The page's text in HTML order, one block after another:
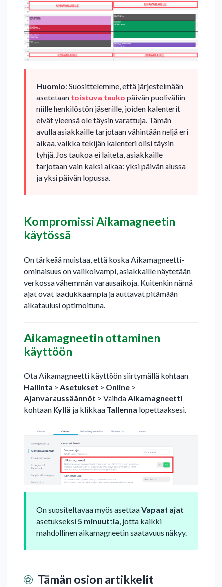
Huomio: Suosittelemme, että järjestelmään
asetetaan toistuva tauko päivän puoliväliin
niille henkilöstön jäsenille, joiden kalenterit
eivät yleensä ole täysin varattuja. Tämän
avulla asiakkaille tarjotaan vähintään neljä eri
aikaa, vaikka tekijän kalenteri olisi täysin
tyhjä. Jos taukoa ei laiteta, asiakkaille
tarjotaan vain kaksi aikaa: yksi päivän alussa
ja yksi päivän lopussa.
Kompromissi Aikamagneetin
käytössä
On tärkeää muistaa, että koska Aikamagneetti-
ominaisuus on valikoivampi, asiakkaille näytetään
verkossa vähemmän varausaikoja. Kuitenkin nämä
ajat ovat laadukkaampia ja auttavat pitämään
aikataulusi optimoituna.
Aikamagneetin ottaminen
käyttöön
Ota Aikamagneetti käyttöön siirtymällä kohtaan
Hallinta > Asetukset > Online >
Ajanvaraussäännöt > VaihdaAikamagneetti
kohtaan Kyllä ja klikkaa Tallenna lopettaaksesi.
On suositeltavaa myös asettaaVapaat ajat
asetukseksi 5 minuuttia , jotta kaikki
mahdollinen aikamagneetin saatavuus näkyy.
Tämän osion artikkelit